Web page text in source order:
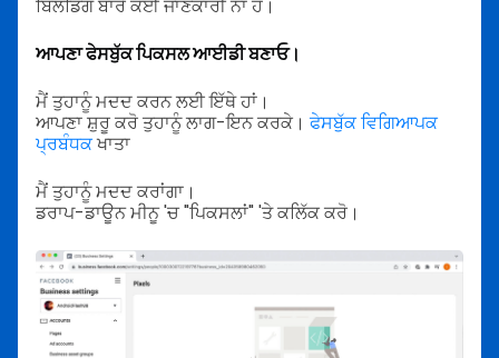
ਬਿਲਡਿੰਗ ਬਾਰੇ ਕੋਈ ਜਾਣਕਾਰੀ ਨਾ ਹੋ।
ਆਪਣਾ ਫੇਸਬੁੱਕ ਪਿਕਸਲ ਆਈਡੀ ਬਣਾਓ।
ਮੈਂ ਤੁਹਾਨੂੰ ਮਦਦ ਕਰਨ ਲਈ ਇੱਥੇ ਹਾਂ।
ਆਪਣਾ ਸ਼ੁਰੂ ਕਰੋ ਤੁਹਾਨੂੰ ਲਾਗ-ਇਨ ਕਰਕੇ।ਫੇਸਬੁੱਕ ਵਿਗਿਆਪਕ
ਪ੍ਰਬੰਧਕਖਾਤਾ
ਮੈਂ ਤੁਹਾਨੂੰ ਮਦਦ ਕਰਾਂਗਾ।
ਡਰਾਪ-ਡਾਊਨ ਮੀਨੂ 'ਚ "ਪਿਕਸਲਾਂ" 'ਤੇ ਕਲਿੱਕ ਕਰੋ।